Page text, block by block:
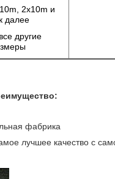
2x10m и
далее
другие
фабрика
лучшее качество с